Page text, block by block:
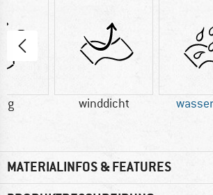
g winddicht
MATERIALINFOS & FEATURES